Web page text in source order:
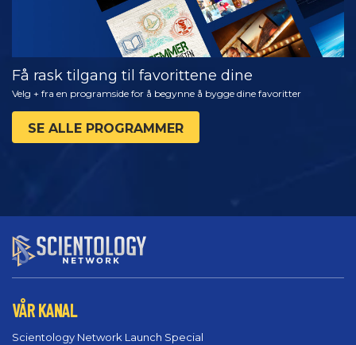
Få rask tilgang til favorittene dine
Velg + fra en programside for å begynne å bygge dine favoritter
SE ALLE PROGRAMMER
VÅR KANAL
Scientology Network Launch Special